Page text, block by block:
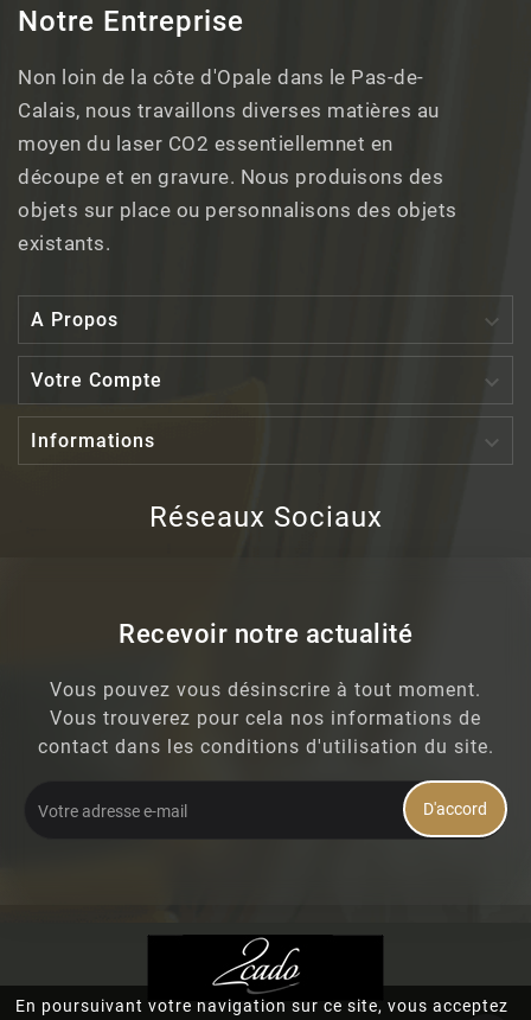
En poursuivant votre navigation sur ce site, vous acceptez
Notre Entreprise
Non loin de la côte d'Opale dans le Pas-de-
Calais, nous travaillons diverses matières au
moyen du laser CO2 essentiellemnet en
découpe et en gravure. Nous produisons des
objets sur place ou personnalisons des objets
existants.
A Propos 
Votre Compte 
Informations 
Réseaux Sociaux
Recevoir notre actualité
Vous pouvez vous désinscrire à tout moment.
Vous trouverez pour cela nos informations de
contact dans les conditions d'utilisation du site.
D'accord